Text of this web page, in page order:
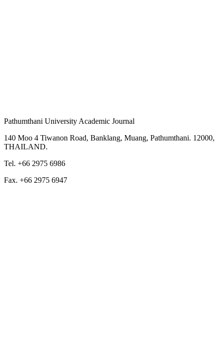
Pathumthani University Academic Journal
140 Moo 4 Tiwanon Road, Banklang, Muang, Pathumthani. 12000,
THAILAND.
Tel. +66 2975 6986
Fax. +66 2975 6947